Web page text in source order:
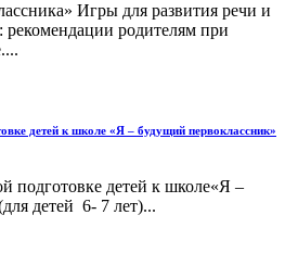
Игры для развития речи и
родителям при
детей к школе «Я – будущий первоклассник»
подготовке детей к школе«Я –
детей 6- 7 лет)...